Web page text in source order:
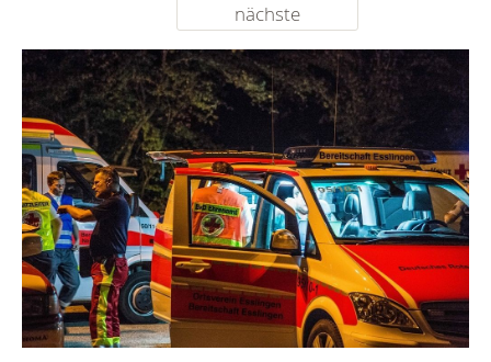
nächste